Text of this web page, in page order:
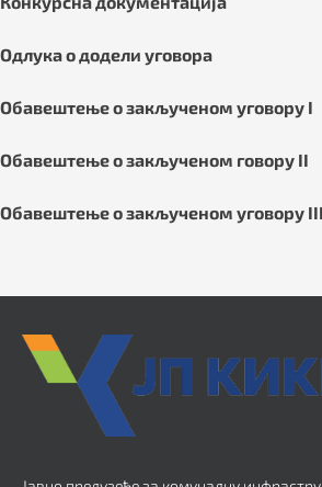
Одлука о додели уговора
Обавештење о закљученом уговору I
Обавештење о закљученом говору II
Обавештење о закљученом уговору III